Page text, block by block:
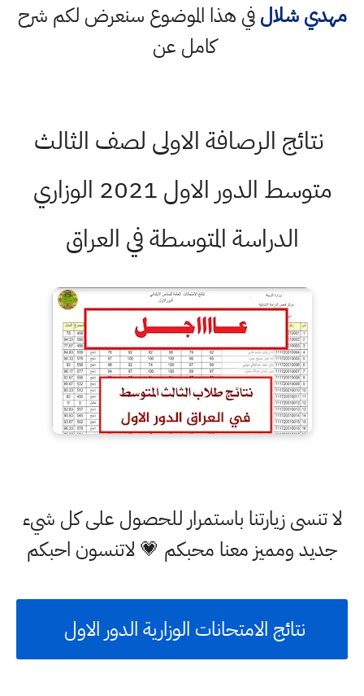
مهدي شلالفي هذا الموضوع سنعرض لكم شرح
كامل عن
نتائج الرصافة الاولى لصف الثالث
متوسط الدور الاول 2021 الوزاري
الدراسة المتوسطة في العراق
لا تنسى زيارتنا باستمرار للحصول على كل شيء
جديد ومميز معنا محبكم 💗 لاتنسون احبكم
نتائج الامتحانات الوزارية الدور الاول